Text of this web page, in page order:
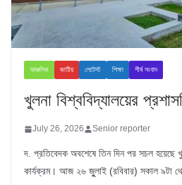
আঞ্চলিক জাতীয় লেটেস্ট শিক্ষা শীর্ষ সংবাদ
খুলনা বিশ্ববিদ্যালয়ের
July 26, 2026 Senior reporter
দ. প্রতিবেদক অবশেষে তিন দিন পর সচল হয়েছে
কার্যক্রম। আজ ২৬ জুুলাই (রবিবার) সকাল ৯টা